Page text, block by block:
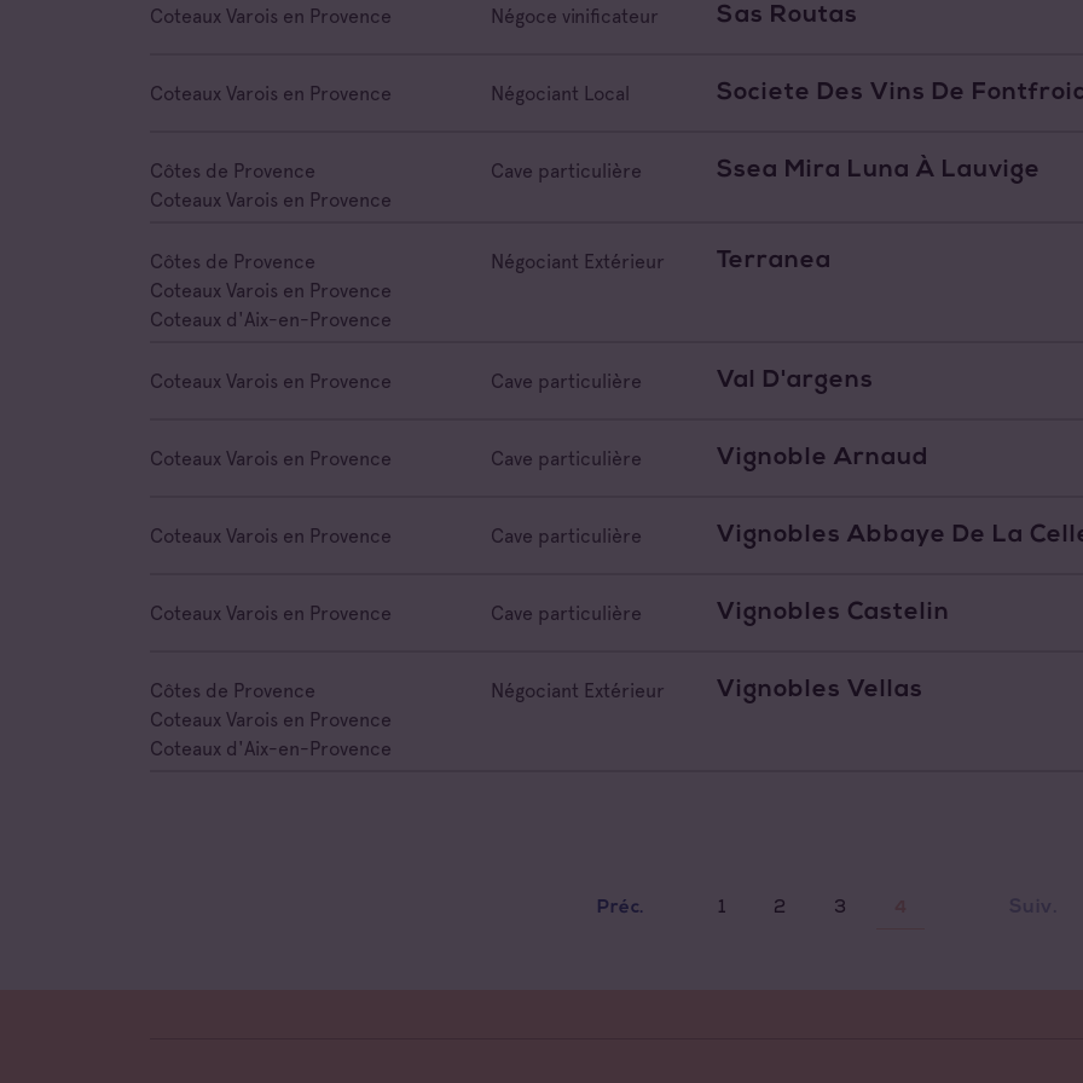
Coteaux Varois en Provence Négoce vinificateur Sas Routas
Coteaux Varois en Provence Négociant Local Societe Des Vins De
Côtes de Provence
Coteaux Varois en Provence
Cave particulière Ssea Mira Luna À Lauvige
Côtes de Provence
Coteaux Varois en Provence
Coteaux d'Aix-en-Provence
Négociant Extérieur Terranea
Coteaux Varois en Provence Cave particulière Val D'argens
Coteaux Varois en Provence Cave particulière Vignoble Arnaud
Coteaux Varois en Provence Cave particulière Vignobles Abbaye De La
Coteaux Varois en Provence Cave particulière Vignobles Castelin
Côtes de Provence
Coteaux Varois en Provence
Coteaux d'Aix-en-Provence
Négociant Extérieur Vignobles Vellas
Préc. 1 2 3